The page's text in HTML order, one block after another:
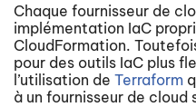
Chaque fournisseur de
implémentation IaC
CloudFormation.
pour des outils IaC plus
l’utilisation de Terraform
à un fournisseur de cloud